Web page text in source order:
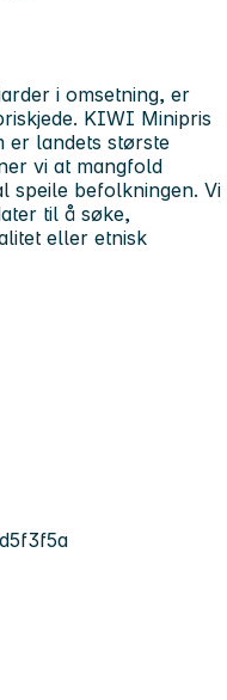
i omsetning, er
KIWI Minipris
er landets største
vi at mangfold
speile befolkningen. Vi
til å søke,
eller etnisk